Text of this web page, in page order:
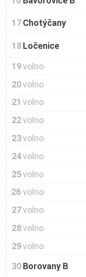
17 Chotýčany
18 Ločenice
19volno
20volno
21 volno
22volno
23volno
24volno
25volno
26volno
27volno
28volno
29volno
30 Borovany B